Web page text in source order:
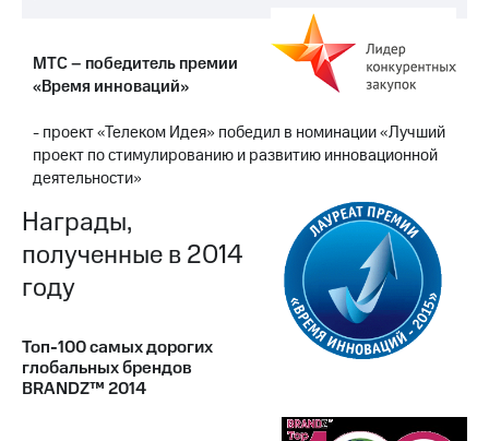
МТС – победитель премии
«Время инноваций»
- проект «Телеком Идея» победил в номинации «Лучший
проект по стимулированию и развитию инновационной
деятельности»
Награды,
полученные в 2014
году
Топ-100 самых дорогих
глобальных брендов
BRANDZ™ 2014